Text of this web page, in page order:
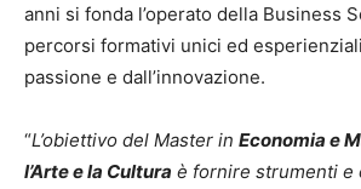
anni si fonda l’operato della Business
percorsi formativi unici ed
passione e dall’innovazione.
“L’obiettivo del Master in Economia e
l’Arte e la Cultura è fornire strumenti e